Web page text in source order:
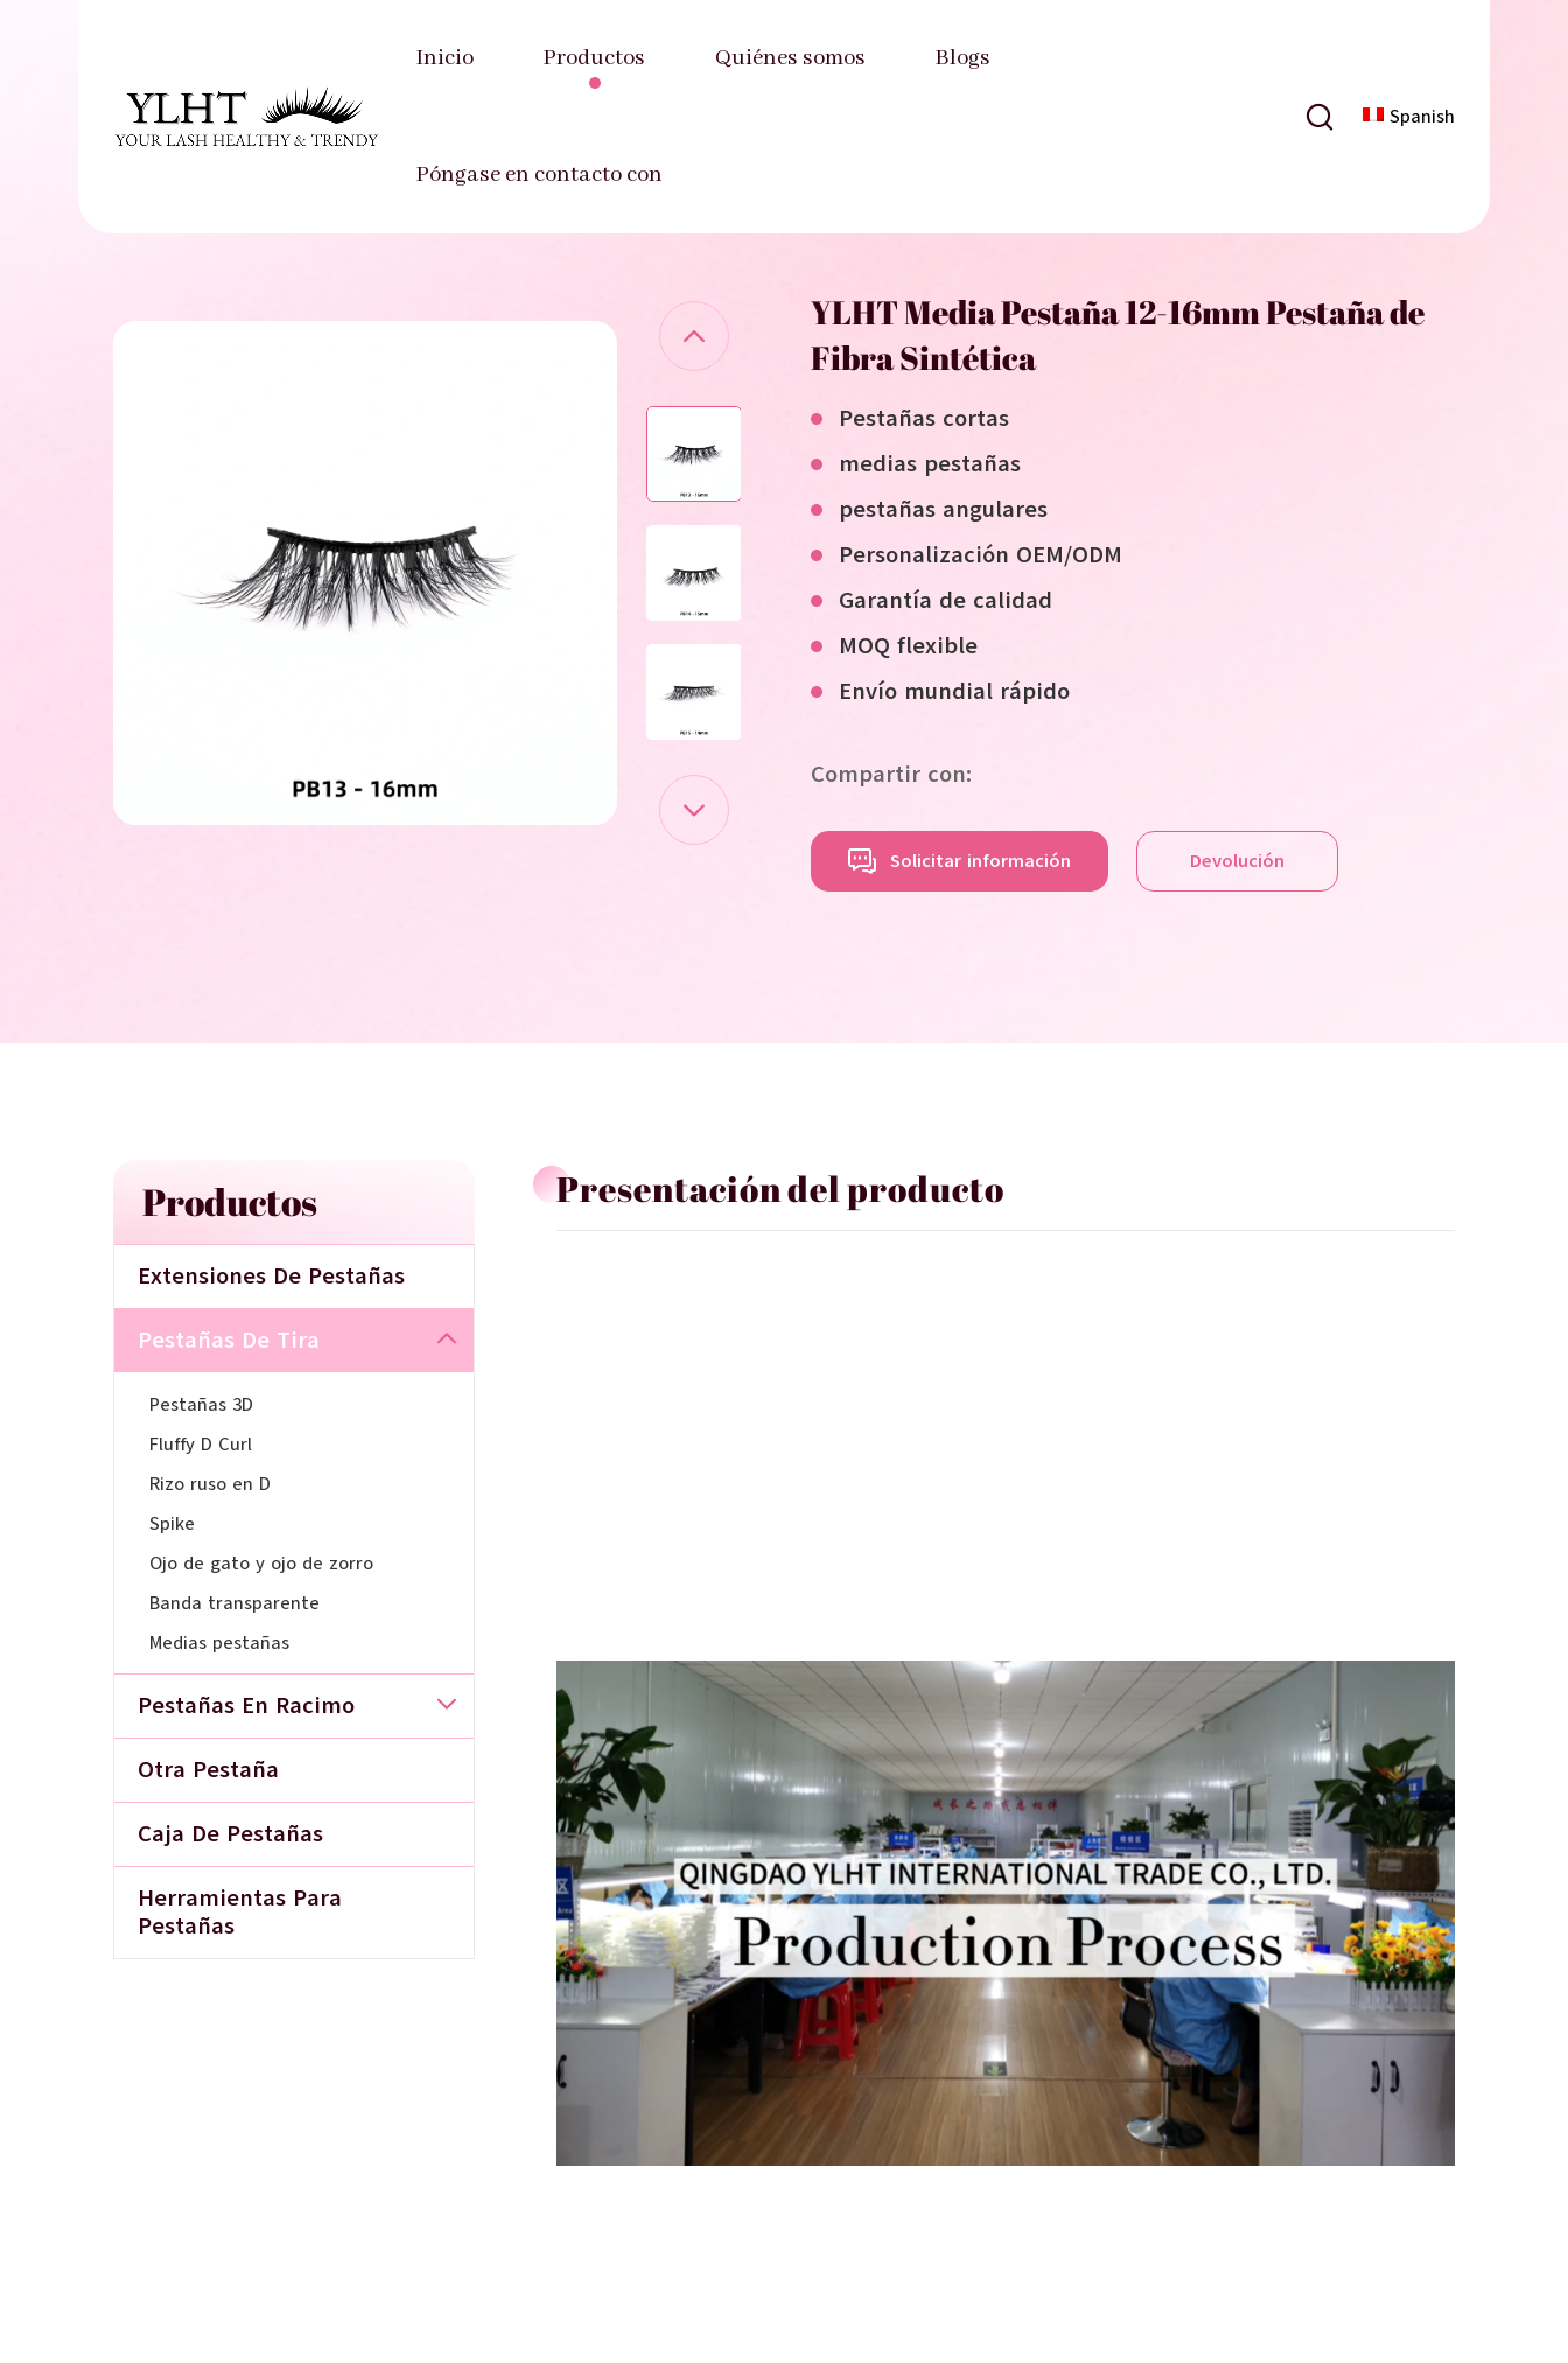
Inicio Productos Quiénes somos Blogs
Póngase en contacto con
Spanish
Medias pestañas - YLHT Media Pestaña 12-16mm Pestaña de Fibra Sintética
YLHT Media Pestaña 12-16mm Pestaña de
Fibra Sintética
Pestañas cortas
medias pestañas
pestañas angulares
Personalización OEM/ODM
Garantía de calidad
MOQ flexible
Envío mundial rápido
Compartir con:
Solicitar información Devolución
Productos
Extensiones De Pestañas
Pestañas De Tira
Pestañas 3D
Fluffy D Curl
Rizo ruso en D
Spike
Ojo de gato y ojo de zorro
Banda transparente
Medias pestañas
Pestañas En Racimo
Otra Pestaña
Caja De Pestañas
Herramientas Para
Pestañas
Presentación del producto